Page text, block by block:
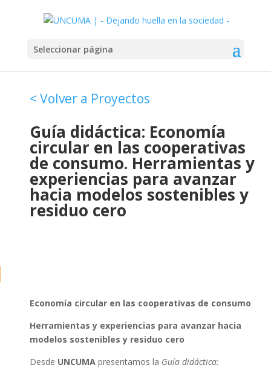
Seleccionar página
< Volver a Proyectos
Guía didáctica: Economía
circular en las cooperativas
de consumo. Herramientas y
experiencias para avanzar
hacia modelos sostenibles y
residuo cero
Economía circular en las cooperativas de consumo
Herramientas y experiencias para avanzar hacia
modelos sostenibles y residuo cero
Desde UNCUMA presentamos la Guía didáctica: